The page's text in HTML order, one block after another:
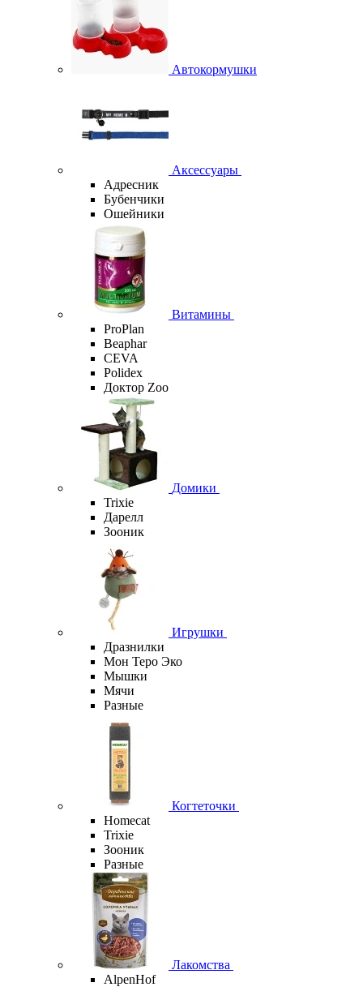
Автокормушки
Аксессуары
Адресник
Бубенчики
Ошейники
Витамины
ProPlan
Beaphar
CEVA
Polidex
Доктор Zoo
Домики
Trixie
Дарелл
Зооник
Игрушки
Дразнилки
Мон Теро Эко
Мышки
Мячи
Разные
Когтеточки
Homecat
Trixie
Зооник
Разные
Лакомства
AlpenHof